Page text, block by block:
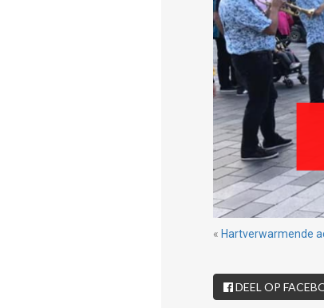
« Hartverwarmende
DEEL OP